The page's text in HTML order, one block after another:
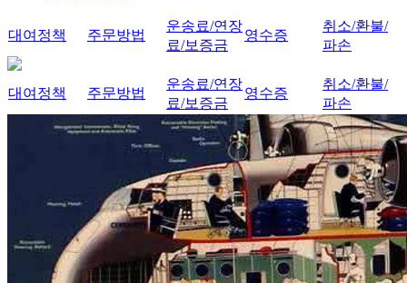
대여정책 주문방법
운송료/연장
료/보증금
영수증
취소/환불/
파손
대여정책 주문방법
운송료/연장
료/보증금
영수증
취소/환불/
파손